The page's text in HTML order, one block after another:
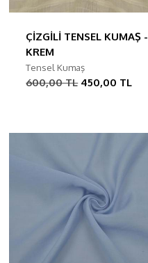
ÇİZGİLİ TENSEL KUMAŞ -
KREM
Tensel Kumaş
600,00 TL 450,00 TL